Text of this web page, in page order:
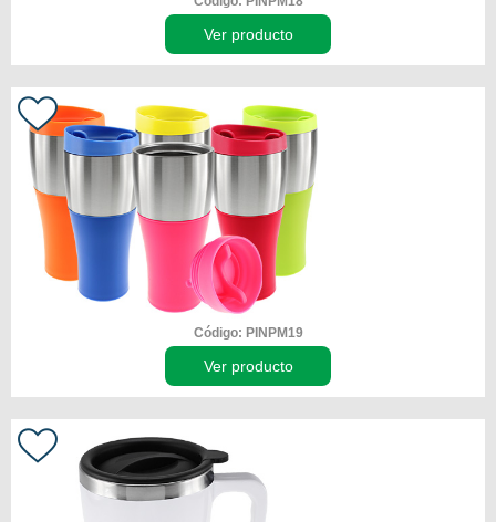
Ver producto
Código: PINPM19
Ver producto